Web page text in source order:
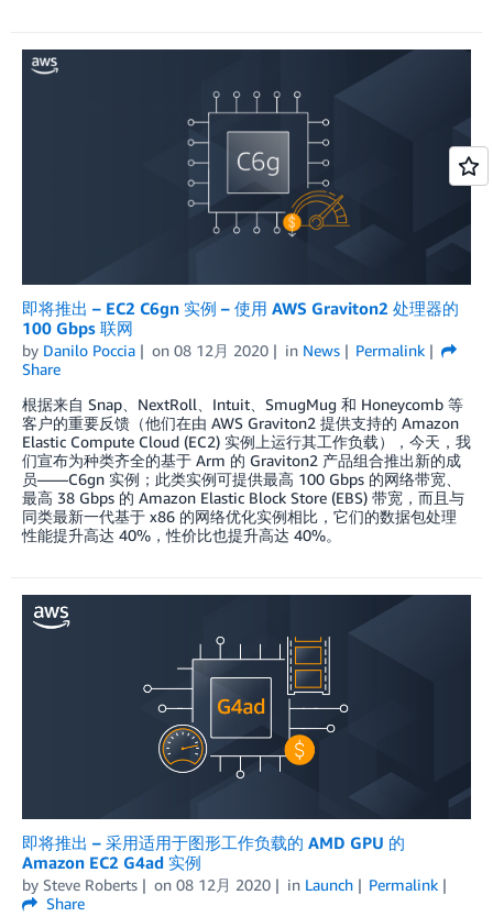
即将推出 – EC2 C6gn 实例 – 使用 AWS Graviton2 处理器的
100 Gbps 联网
by Danilo Poccia on 08 12月 2020 in News
Permalink
Share
根据来自 Snap、NextRoll、Intuit、SmugMug 和 Honeycomb 等
客户的重要反馈（他们在由 AWS Graviton2 提供支持的 Amazon
Elastic Compute Cloud (EC2) 实例上运行其工作负载），今天，我
们宣布为种类齐全的基于 Arm 的 Graviton2 产品组合推出新的成
员——C6gn 实例；此类实例可提供最高 100 Gbps 的网络带宽、
最高 38 Gbps 的 Amazon Elastic Block Store (EBS) 带宽，而且与
同类最新一代基于 x86 的网络优化实例相比，它们的数据包处理
性能提升高达 40%，性价比也提升高达 40%。
即将推出 – 采用适用于图形工作负载的 AMD GPU 的
Amazon EC2 G4ad 实例
by Steve Roberts on 08 12月 2020 in Launch
Permalink
Share